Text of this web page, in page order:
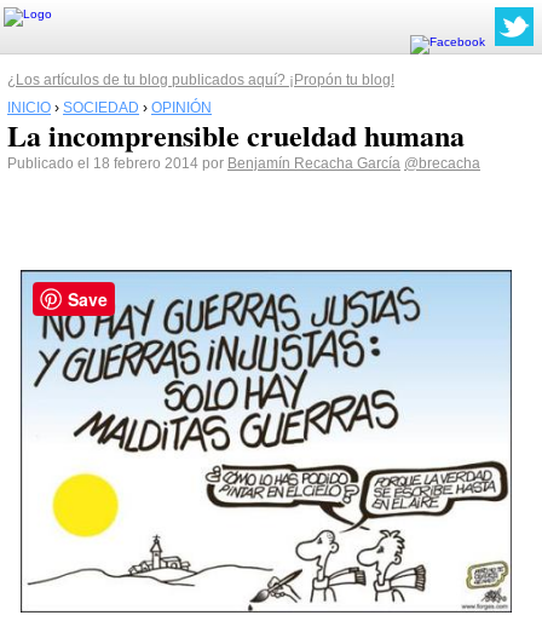
¿Los artículos de tu blog publicados aquí? ¡Propón tu blog!
INICIO › SOCIEDAD › OPINIÓN
La incomprensible crueldad humana
Publicado el 18 febrero 2014 por Benjamín Recacha García @brecacha
Save